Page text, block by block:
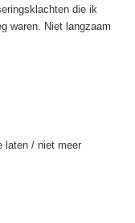
die ik
waren. Niet langzaam
laten / niet meer